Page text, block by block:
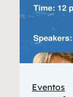
Eventos